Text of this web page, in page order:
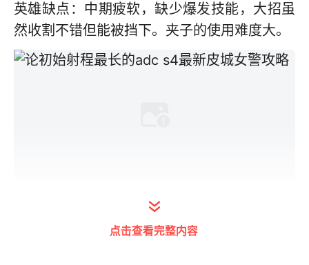
英雄缺点：中期疲软，缺少爆发技能，大招虽
然收割不错但能被挡下。夹子的使用难度大。
大众的adc符文之一。红色也可以选择物穿符
文，收益也很大，但前期缺少了点攻击力。见
点击查看完整内容